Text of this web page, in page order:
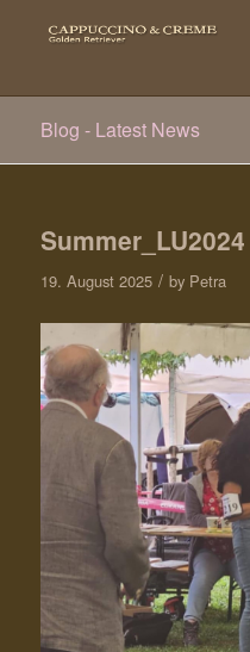
Blog - Latest News
Summer_LU2024
19. August 2025 / by Petra